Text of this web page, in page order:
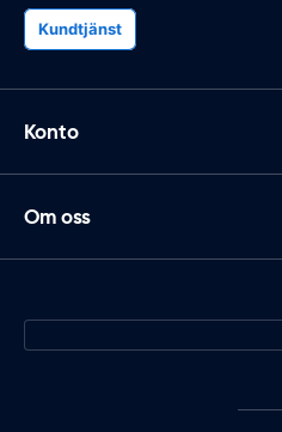
Kundtjänst
Konto
Om oss